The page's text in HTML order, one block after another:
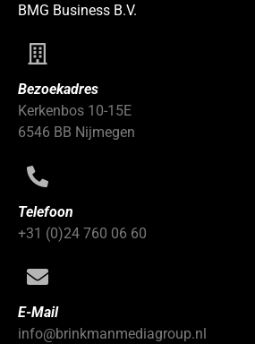
BMG Business B.V.
Bezoekadres
Kerkenbos 10-15E
6546 BB Nijmegen
Telefoon
+31 (0)24 760 06 60
E-Mail
info@brinkmanmediagroup.nl